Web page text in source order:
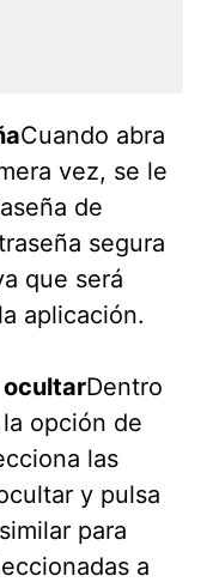
Cuando abra
vez, se le
de
segura
que será
aplicación.
Dentro
opción de
las
y pulsa
para
a